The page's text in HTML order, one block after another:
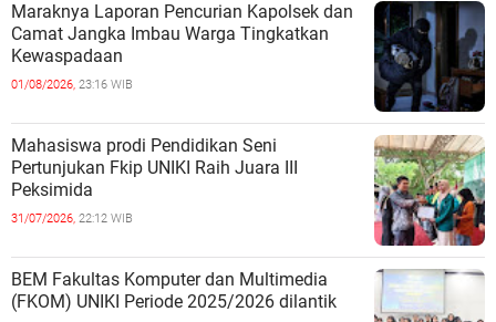
Maraknya Laporan Pencurian Kapolsek dan
Camat Jangka Imbau Warga Tingkatkan
Kewaspadaan
01/08/2026, 23:16 WIB
Mahasiswa prodi Pendidikan Seni
Pertunjukan Fkip UNIKI Raih Juara III
Peksimida
31/07/2026, 22:12 WIB
BEM Fakultas Komputer dan Multimedia
(FKOM) UNIKI Periode 2025/2026 dilantik